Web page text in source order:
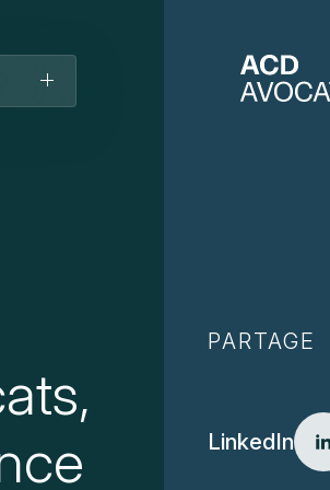
PARTAGE
LinkedIn